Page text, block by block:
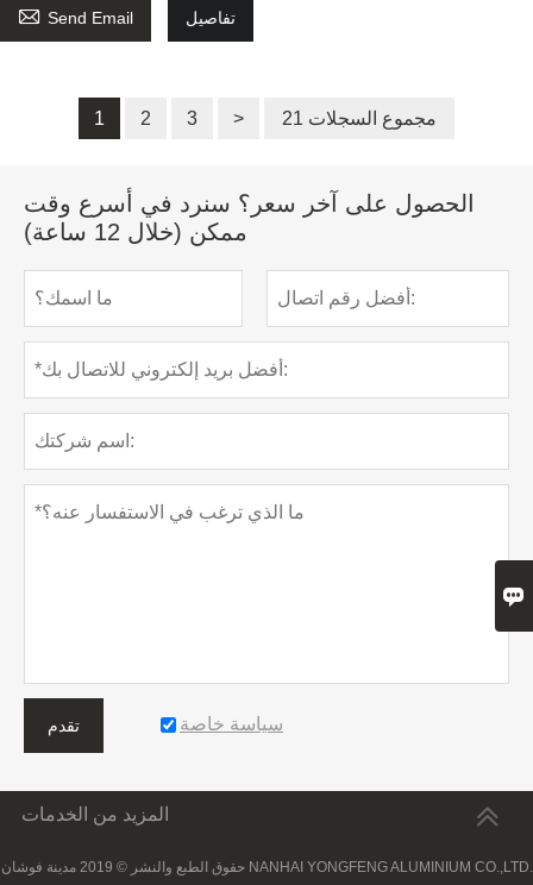
 Send Email تفاصيل
1 2 3 > 21 مجموع السجلات
الحصول على آخر سعر؟ سنرد في أسرع وقت
ممكن (خلال 12 ساعة)
تقدم سياسة خاصة
المزيد من الخدمات
حقوق الطبع والنشر © 2019 مدينة فوشان NANHAI YONGFENG ALUMINIUM CO.,LTD.
